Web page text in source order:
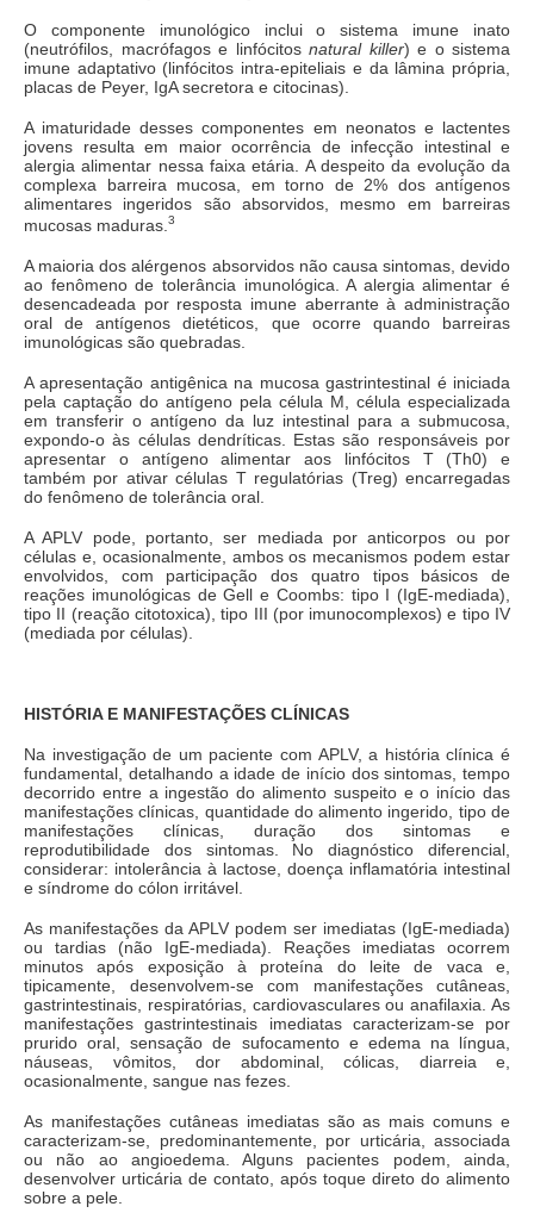
O componente imunológico inclui o sistema imune inato
(neutrófilos, macrófagos e linfócitos natural killer) e o sistema
imune adaptativo (linfócitos intra-epiteliais e da lâmina própria,
placas de Peyer, IgA secretora e citocinas).
A imaturidade desses componentes em neonatos e lactentes
jovens resulta em maior ocorrência de infecção intestinal e
alergia alimentar nessa faixa etária. A despeito da evolução da
complexa barreira mucosa, em torno de 2% dos antígenos
alimentares ingeridos são absorvidos, mesmo em barreiras
mucosas maduras. 3
A maioria dos alérgenos absorvidos não causa sintomas, devido
ao fenômeno de tolerância imunológica. A alergia alimentar é
desencadeada por resposta imune aberrante à administração
oral de antígenos dietéticos, que ocorre quando barreiras
imunológicas são quebradas.
A apresentação antigênica na mucosa gastrintestinal é iniciada
pela captação do antígeno pela célula M, célula especializada
em transferir o antígeno da luz intestinal para a submucosa,
expondo-o às células dendríticas. Estas são responsáveis por
apresentar o antígeno alimentar aos linfócitos T (Th0) e
também por ativar células T regulatórias (Treg) encarregadas
do fenômeno de tolerância oral.
A APLV pode, portanto, ser mediada por anticorpos ou por
células e, ocasionalmente, ambos os mecanismos podem estar
envolvidos, com participação dos quatro tipos básicos de
reações imunológicas de Gell e Coombs: tipo I (IgE-mediada),
tipo II (reação citotoxica), tipo III (por imunocomplexos) e tipo IV
(mediada por células).
HISTÓRIA E MANIFESTAÇÕES CLÍNICAS
Na investigação de um paciente com APLV, a história clínica é
fundamental, detalhando a idade de início dos sintomas, tempo
decorrido entre a ingestão do alimento suspeito e o início das
manifestações clínicas, quantidade do alimento ingerido, tipo de
manifestações clínicas, duração dos sintomas e
reprodutibilidade dos sintomas. No diagnóstico diferencial,
considerar: intolerância à lactose, doença inflamatória intestinal
e síndrome do cólon irritável.
As manifestações da APLV podem ser imediatas (IgE-mediada)
ou tardias (não IgE-mediada). Reações imediatas ocorrem
minutos após exposição à proteína do leite de vaca e,
tipicamente, desenvolvem-se com manifestações cutâneas,
gastrintestinais, respiratórias, cardiovasculares ou anafilaxia. As
manifestações gastrintestinais imediatas caracterizam-se por
prurido oral, sensação de sufocamento e edema na língua,
náuseas, vômitos, dor abdominal, cólicas, diarreia e,
ocasionalmente, sangue nas fezes.
As manifestações cutâneas imediatas são as mais comuns e
caracterizam-se, predominantemente, por urticária, associada
ou não ao angioedema. Alguns pacientes podem, ainda,
desenvolver urticária de contato, após toque direto do alimento
sobre a pele.